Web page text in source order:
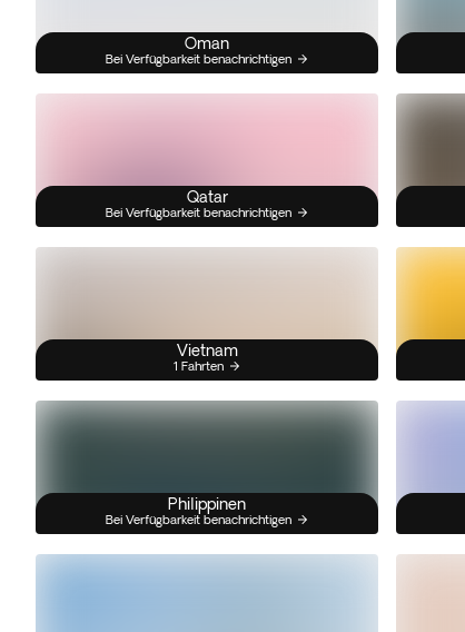
Oman
Bei Verfügbarkeit benachrichtigen
Qatar
Bei Verfügbarkeit benachrichtigen
Vietnam
1 Fahrten
Philippinen
Bei Verfügbarkeit benachrichtigen